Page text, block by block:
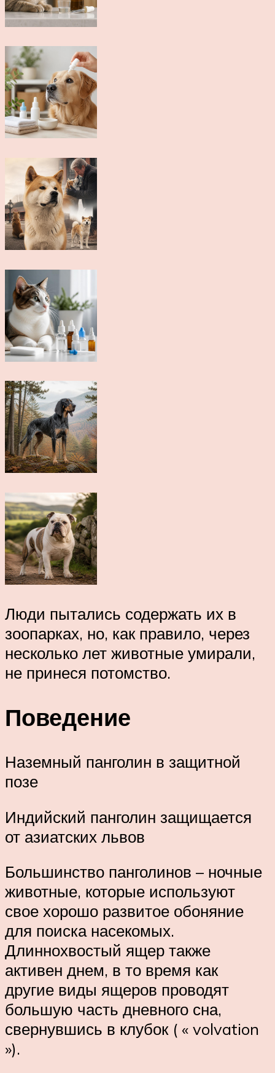
Люди пытались содержать их в
зоопарках, но, как правило, через
несколько лет животные умирали,
не принеся потомство.
Поведение
Наземный панголин в защитной
позе
Индийский панголин защищается
от азиатских львов
Большинство панголинов – ночные
животные, которые используют
свое хорошо развитое обоняние
для поиска насекомых.
Длиннохвостый ящер также
активен днем, в то время как
другие виды ящеров проводят
большую часть дневного сна,
свернувшись в клубок ( « volvation
»).